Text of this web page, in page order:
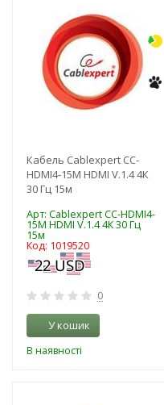
Кабель Cablexpert CC-
HDMI4-15M HDMI V.1.4 4К
30 Гц 15м
Арт: Cablexpert CC-HDMI4-
15M HDMI V.1.4 4К 30 Гц
15м
Код: 1019520
0
У кошик
В наявності